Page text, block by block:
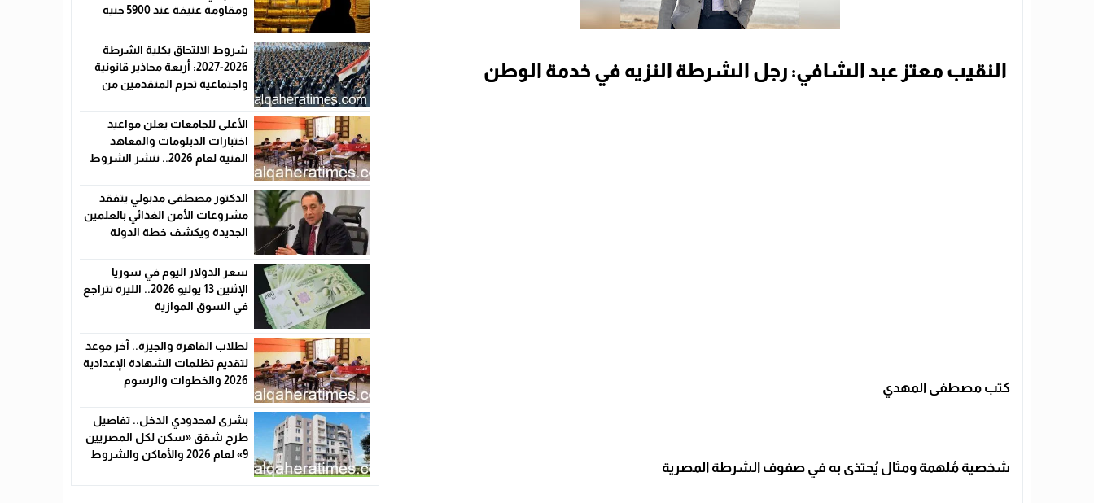
النقيب معتز عبد الشافي: رجل الشرطة النزيه في خدمة الوطن
كتب مصطفى المهدي
شخصية مُلهمة ومثال يُحتذى به في صفوف الشرطة المصرية
ومقاومة عنيفة عند 5900 جنيه
شروط الالتحاق بكلية الشرطة
2026-2027: أربعة محاذير قانونية
واجتماعية تحرم المتقدمين من
الأعلى للجامعات يعلن مواعيد
اختبارات الدبلومات والمعاهد
الفنية لعام 2026.. ننشر الشروط
الدكتور مصطفى مدبولي يتفقد
مشروعات الأمن الغذائي بالعلمين
الجديدة ويكشف خطة الدولة
سعر الدولار اليوم في سوريا
الإثنين 13 يوليو 2026.. الليرة تتراجع
في السوق الموازية
لطلاب القاهرة والجيزة.. آخر موعد
لتقديم تظلمات الشهادة الإعدادية
2026 والخطوات والرسوم
بشرى لمحدودي الدخل.. تفاصيل
طرح شقق «سكن لكل المصريين
9» لعام 2026 والأماكن والشروط